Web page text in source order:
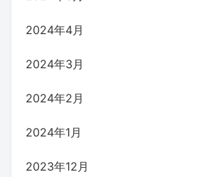
2024年4月
2024年3月
2024年2月
2024年1月
2023年12月